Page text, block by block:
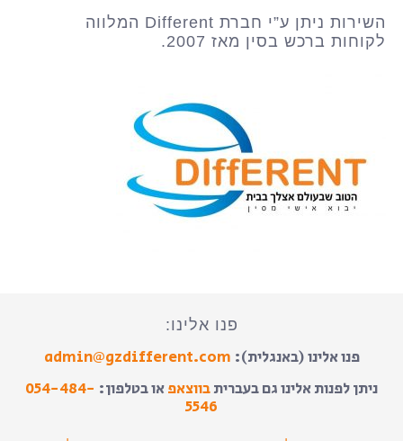
השירות ניתן ע”י חברת Different המלווה
לקוחות ברכש בסין מאז 2007.
פנו אלינו:
פנו אלינו (באנגלית): admin@gzdifferent.com
ניתן לפנות אלינו גם בעבריתבווצאפאו בטלפון: 054-484-
5546